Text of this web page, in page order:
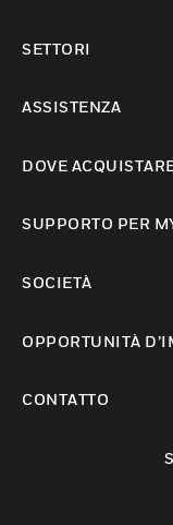
SETTORI
ASSISTENZA
DOVE
SUPPORTO PER
SOCIETÀ
OPPORTUNITÀ
CONTATTO